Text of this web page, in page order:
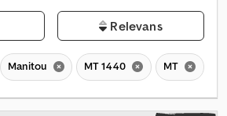
Relevans
Manitou MT 1440 MT